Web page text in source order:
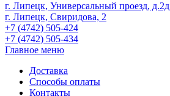
г. Липецк, Универсальный проезд, д.2д
г. Липецк, Свиридова, 2
+7 (4742) 505-424
+7 (4742) 505-434
Главное меню
Доставка
Способы оплаты
Контакты